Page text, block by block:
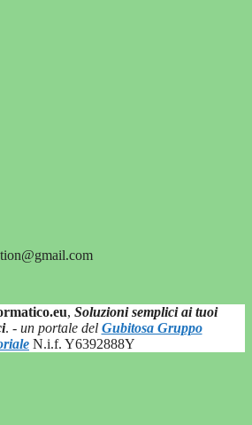
, Soluzioni semplici ai tuoi
. - un portale del Gubitosa Gruppo
N.i.f. Y6392888Y